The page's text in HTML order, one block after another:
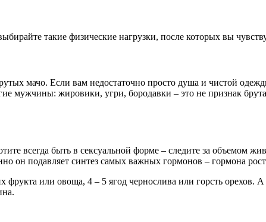
такие физические нагрузки, после которых вы
мачо. Если вам недостаточно просто душа и чистой
мужчины: жировики, угри, бородавки – это не признак
всегда быть в сексуальной форме – следите за объемом
он подавляет синтез самых важных гормонов – гормона
или овоща, 4 – 5 ягод чернослива или горсть